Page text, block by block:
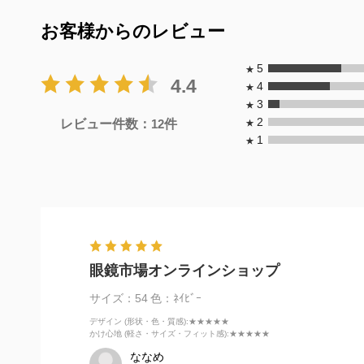
お客様からのレビュー
4.4
レビュー件数： 12件
★ 5
★ 4
★ 3
★ 2
★ 1
眼鏡市場オンラインショップ
サイズ：54色：ﾈｲﾋﾞｰ
デザイン (形状・色・質感):★★★★★
かけ心地 (軽さ・サイズ・フィット感):★★★★★
ななめ